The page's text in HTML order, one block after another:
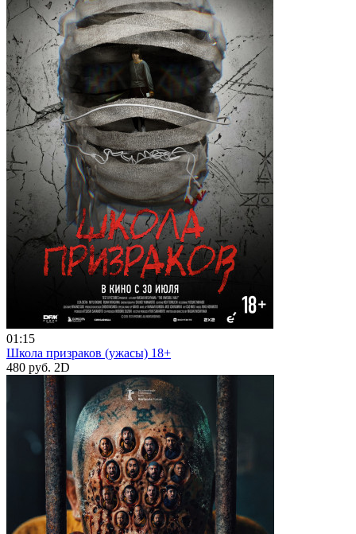
01:15
Школа призраков (ужасы) 18+
480 руб. 2D